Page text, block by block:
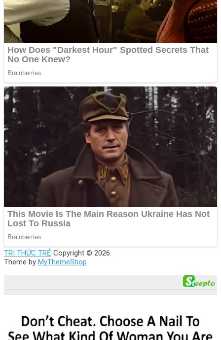
TRI THỨC TRẺ Copyright © 2026.
Theme by MyThemeShop